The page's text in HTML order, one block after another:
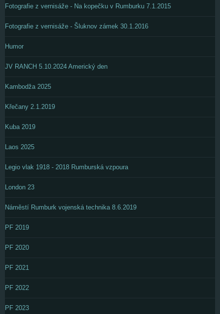
Fotografie z vernisáže - Na kopečku v Rumburku 7.1.2015
Fotografie z vernisáže - Šluknov zámek 30.1.2016
Humor
JV RANCH 5.10.2024 Americký den
Kambodža 2025
Křečany 2.1.2019
Kuba 2019
Laos 2025
Legio vlak 1918 - 2018 Rumburská vzpoura
London 23
Náměstí Rumburk vojenská technika 8.6.2019
PF 2019
PF 2020
PF 2021
PF 2022
PF 2023